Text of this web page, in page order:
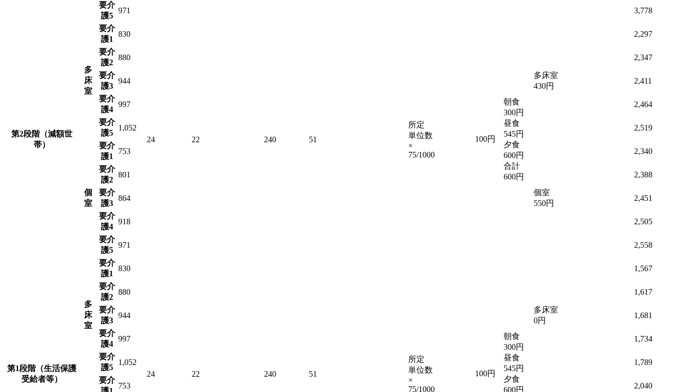
要介
護5
971 3,778
第2段階（減額世
帯）
多
床
室
要介
護1
830
24 22 240 51
所定
単位数
×
75/1000
100円
朝食
300円
昼食
545円
夕食
600円
合計
600円
多床室
430円
2,297
要介
護2
880 2,347
要介
護3
944 2,411
要介
護4
997 2,464
要介
護5
1,052 2,519
個
室
要介
護1
753
個室
550円
2,340
要介
護2
801 2,388
要介
護3
864 2,451
要介
護4
918 2,505
要介
護5
971 2,558
第1段階（生活保護
受給者等）
多
床
室
要介
護1
830
24 22 240 51
所定
単位数
×
75/1000
100円
朝食
300円
昼食
545円
夕食
600円
多床室
0円
1,567
要介
護2
880 1,617
要介
護3
944 1,681
要介
護4
997 1,734
要介
護5
1,052 1,789
要介
753 2,040